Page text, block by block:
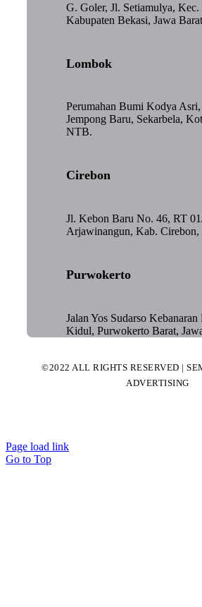
G. Goler, Jl. Setiamulya, Kec.
Kabupaten Bekasi, Jawa
Lombok
Perumahan Bumi Kodya
Jempong Baru, Sekarbela,
NTB.
Cirebon
Jl. Kebon Baru No. 46, RT
Arjawinangun, Kab. Cirebon,
Purwokerto
Jalan Yos Sudarso
Kidul, Purwokerto Barat,
©2022 ALL RIGHTS RESERVED |
ADVERTISING
Page load link
Go to Top